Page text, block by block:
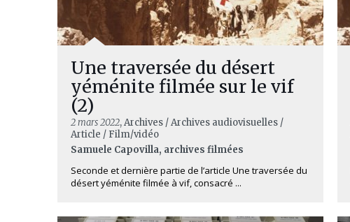
Une traversée du désert
yéménite filmée sur le vif
(2)
2 mars 2022, Archives / Archives audiovisuelles /
Article / Film/vidéo
Samuele Capovilla, archives filmées
Seconde et dernière partie de l’article Une traversée du
désert yéménite filmée à vif, consacré ...